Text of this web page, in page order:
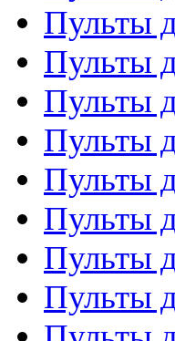
Пульты
Пульты
Пульты
Пульты
Пульты
Пульты
Пульты
Пульты